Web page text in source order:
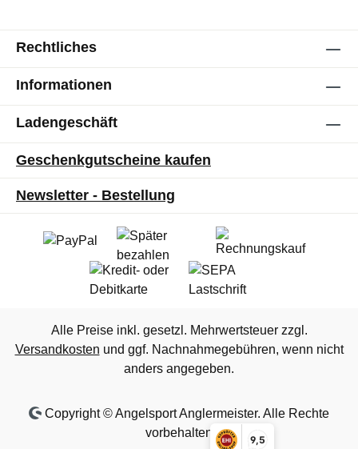
9,5
Rechtliches
Informationen
Ladengeschäft
Geschenkgutscheine kaufen
Newsletter - Bestellung
Alle Preise inkl. gesetzl. Mehrwertsteuer zzgl.
Versandkosten und ggf. Nachnahmegebühren, wenn nicht
anders angegeben.
Copyright © Angelsport Anglermeister. Alle Rechte
vorbehalten